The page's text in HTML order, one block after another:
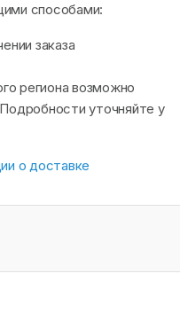
способами:
заказа
региона возможно
уточняйте у
о доставке